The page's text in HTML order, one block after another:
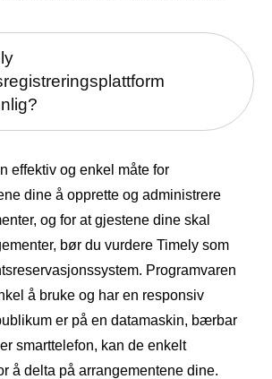
effektiv og enkel måte for
dine å opprette og administrere
og for at gjestene dine skal
bør du vurdere Timely som
Programvaren
å bruke og har en responsiv
er på en datamaskin, bærbar
smarttelefon, kan de enkelt
å delta på arrangementene dine.